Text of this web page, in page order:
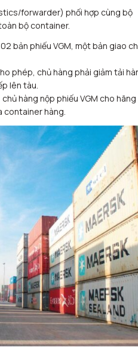
forwarder) phối hợp cùng bộ
bộ container.
bản phiếu VGM, một bản giao
phép, chủ hàng phải giảm tải
lên tàu.
hàng nộp phiếu VGM cho
container hàng.